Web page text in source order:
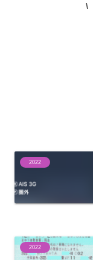
2022
2022